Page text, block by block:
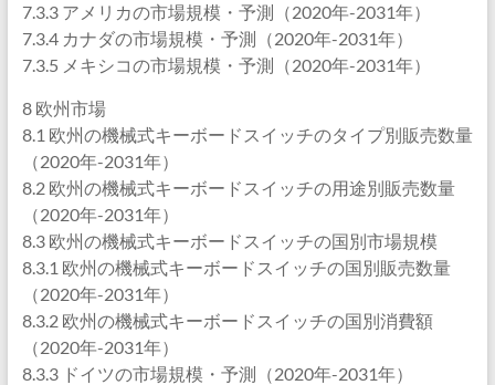
7.3.3 アメリカの市場規模・予測（2020年-2031年）
7.3.4 カナダの市場規模・予測（2020年-2031年）
7.3.5 メキシコの市場規模・予測（2020年-2031年）
8 欧州市場
8.1 欧州の機械式キーボードスイッチのタイプ別販売数量
（2020年-2031年）
8.2 欧州の機械式キーボードスイッチの用途別販売数量
（2020年-2031年）
8.3 欧州の機械式キーボードスイッチの国別市場規模
8.3.1 欧州の機械式キーボードスイッチの国別販売数量
（2020年-2031年）
8.3.2 欧州の機械式キーボードスイッチの国別消費額
（2020年-2031年）
8.3.3 ドイツの市場規模・予測（2020年-2031年）